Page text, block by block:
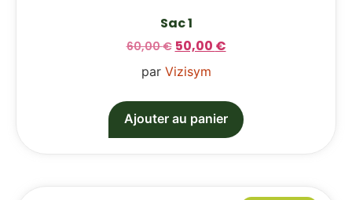
Sac 1
60,00€ 50,00 €
par Vizisym
Ajouter au panier